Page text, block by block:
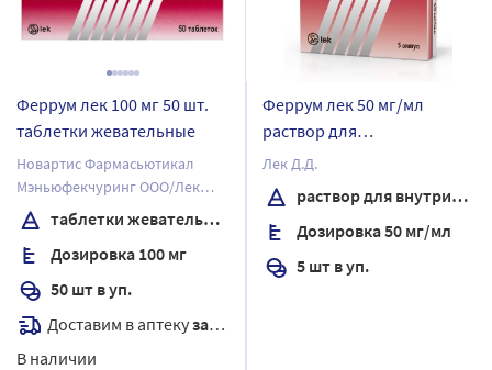
Феррум лек 100 мг 50 шт.
таблетки жевательные
Новартис Фармасьютикал
Мэньюфекчуринг ООО/Лек
Фармасьютикалс д.д.
таблетки жевательные
Дозировка 100 мг
50 шт в уп.
Доставим в аптекузавтра
В наличии
Феррум лек 50 мг/мл
раствор для
внутримышечного
введения 2 мл ампулы 5
шт.
Лек Д.Д.
раствор для внутримышечного введения
Дозировка 50 мг/мл
5 шт в уп.